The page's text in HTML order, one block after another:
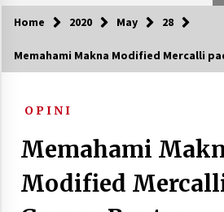
Trending
Setelah Zohran
August 7, 2026
Home 2020 May 28
Memahami Makna Modified Mercalli
O P I N I
Memahami
Modified